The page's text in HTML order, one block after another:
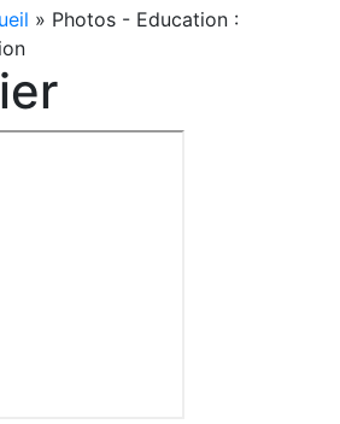
» Photos - Education :